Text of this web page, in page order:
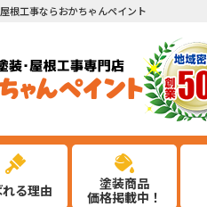
根工事ならおかちゃんペイント
る理由
塗装商品
価格掲載中！